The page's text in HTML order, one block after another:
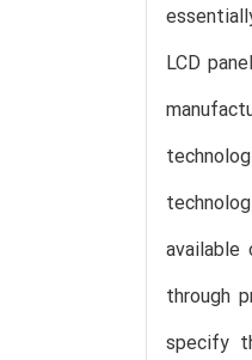
LCD
available
through
specify